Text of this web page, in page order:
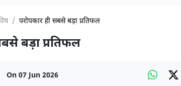
परोपकार ही सबसे बड़ा प्रतिफल
बड़ा प्रतिफल
On 07 Jun 2026